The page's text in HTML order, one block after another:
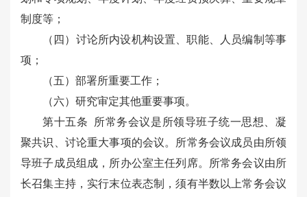
制度等；
（四）讨论所内设机构设置、职能、人员编制等事
项；
（五）部署所重要工作；
（六）研究审定其他重要事项。
第十五条 所常务会议是所领导班子统一思想、凝
聚共识、讨论重大事项的会议。所常务会议成员由所领
导班子成员组成，所办公室主任列席。所常务会议由所
长召集主持，实行末位表态制，须有半数以上常务会议